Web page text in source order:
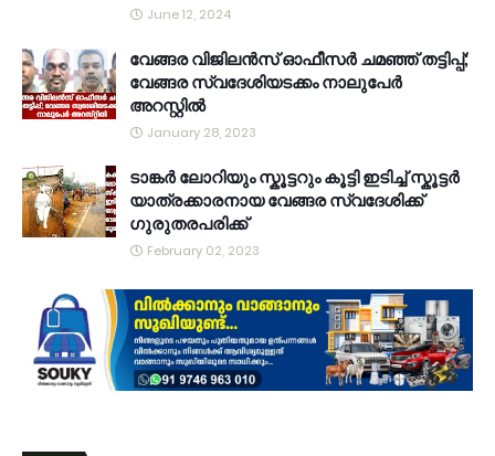
June 12, 2024
വേങ്ങര വിജിലൻസ് ഓഫീസർ ചമഞ്ഞ് തട്ടിപ്പ്;
വേങ്ങര സ്വദേശിയടക്കം നാലുപേർ
അറസ്റ്റിൽ
January 28, 2023
ടാങ്കർ ലോറിയും സ്കൂട്ടറും കൂട്ടി ഇടിച്ച് സ്കൂട്ടർ
യാത്രക്കാരനായ വേങ്ങര സ്വദേശിക്ക്
ഗുരുതരപരിക്ക്
February 02, 2023